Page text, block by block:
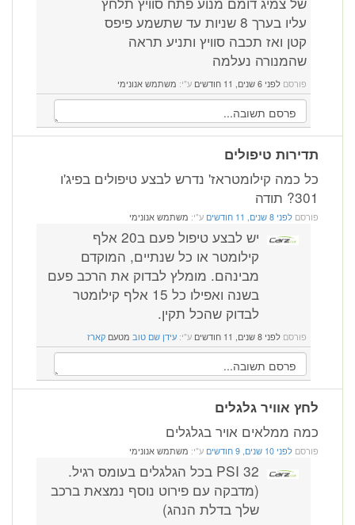
עליו בערך 8 שניות עד שתשמע פיפס
קטן ואז תכבה סוויץ ותניע תראה
שהמנורה נעלמה
פורסם לפני 6 שנים, 11 חודשים ע"י: משתמש אנונימי
תדירות טיפולים
כל כמה קילומטראז' נדרש לבצע טיפולים בפיג'ו
301? תודה
פורסם לפני 8 שנים, 11 חודשים ע"י: משתמש אנונימי
יש לבצע טיפול פעם ב20 אלף
קילומטר או כל שנתיים, המוקדם
מבינהם. מומלץ לבדוק את הרכב פעם
בשנה ואפילו כל 15 אלף קילומטר
לבדוק שהכל תקין.
פורסם לפני 8 שנים, 11 חודשים ע"י: עידן שם טוב מטעם קארז
לחץ אוויר גלגלים
כמה ממלאים אויר בגלגלים
פורסם לפני 10 שנים, 9 חודשים ע"י: משתמש אנונימי
32 PSI בכל הגלגלים בעומס רגיל.
(מדבקה עם פירוט נוסף נמצאת ברכב
שלך בדלת הנהג)